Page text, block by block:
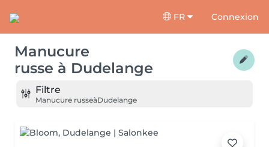
FR Connexion
Manucure
russe à Dudelange
Filtre
Manucure russeàDudelange